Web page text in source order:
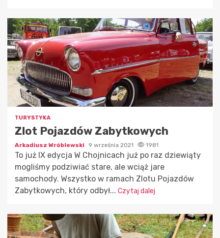
TURYSTYKA
Zlot Pojazdów Zabytkowych
Arkadiusz Wróblewski 9 września 2021 1981
To już IX edycja W Chojnicach już po raz dziewiąty
mogliśmy podziwiać stare, ale wciąż jare
samochody. Wszystko w ramach Zlotu Pojazdów
Zabytkowych, który odbył... Czytaj dalej